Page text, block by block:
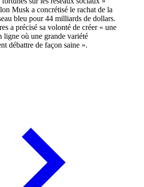
Musk a concrétisé le rachat de la
bleu pour 44 milliards de dollars.
a précisé sa volonté de créer « une
ligne où une grande variété
débattre de façon saine ».